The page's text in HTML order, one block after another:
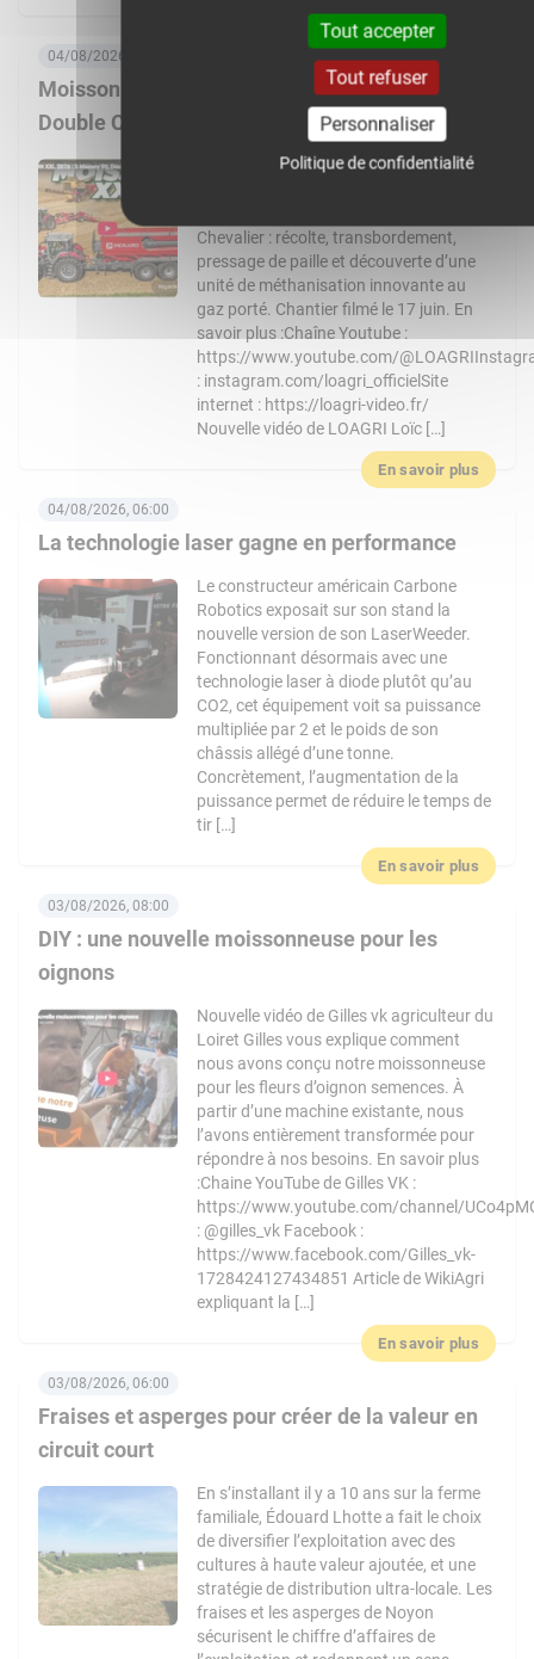
En savoir plus
Moisson XXL 2026 : 3 Massey Ferguson 9S,
Double CR… Un chantier de folie !
04/08/2026, 08:00
Nouvelle vidéo de LOAGRI Loïc vous
Chevalier : récolte, transbordement,
pressage de paille et découverte d’une
unité de méthanisation innovante au
gaz porté. Chantier filmé le 17 juin. En
savoir plus :Chaîne Youtube :
https://www.youtube.com/
: instagram.com/loagri_officielSite
internet : https://loagri-video.fr/
Nouvelle vidéo de LOAGRI Loïc […]
En savoir plus
La technologie laser gagne en performance
04/08/2026, 06:00
Le constructeur américain Carbone
Robotics exposait sur son stand la
nouvelle version de son LaserWeeder.
Fonctionnant désormais avec une
technologie laser à diode plutôt qu’au
CO2, cet équipement voit sa puissance
multipliée par 2 et le poids de son
châssis allégé d’une tonne.
Concrètement, l’augmentation de la
puissance permet de réduire le temps de
tir […]
En savoir plus
DIY : une nouvelle moissonneuse pour les
oignons
03/08/2026, 08:00
Nouvelle vidéo de Gilles vk agriculteur du
Loiret Gilles vous explique comment
nous avons conçu notre moissonneuse
pour les fleurs d’oignon semences. À
partir d’une machine existante, nous
l’avons entièrement transformée pour
répondre à nos besoins. En savoir plus
:Chaine YouTube de Gilles VK :
https://www.youtube.com/channel/
: @gilles_vk Facebook :
https://www.facebook.com/Gilles_vk-
1728424127434851 Article de WikiAgri
expliquant la […]
En savoir plus
Fraises et asperges pour créer de la valeur en
circuit court
03/08/2026, 06:00
En s’installant il y a 10 ans sur la ferme
familiale, Édouard Lhotte a fait le choix
de diversifier l’exploitation avec des
cultures à haute valeur ajoutée, et une
stratégie de distribution ultra-locale. Les
fraises et les asperges de Noyon
sécurisent le chiffre d’affaires de
Tout accepter
Tout refuser
Personnaliser
Politique de confidentialité